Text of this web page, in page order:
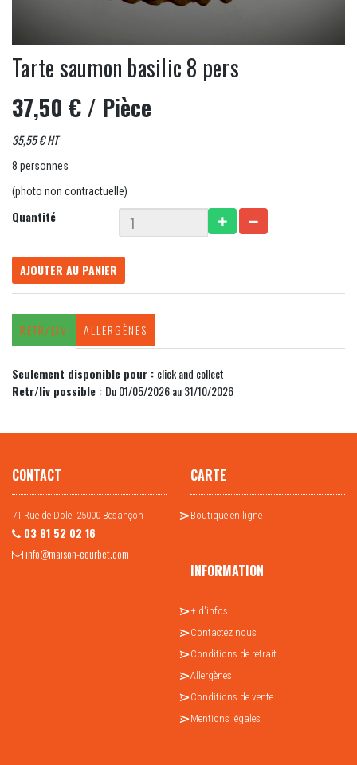
Tarte saumon basilic 8 pers
37,50 €/ Pièce
35,55 € HT
8 personnes
(photo non contractuelle)
Quantité
AJOUTER AU PANIER
RETR/LIV ALLERGÈNES
Seulement disponible pour : click and collect
Retr/liv possible : Du 01/05/2026 au 31/10/2026
CONTACT
71 Rue de Dole, 25000 Besançon
03 81 52 02 16
info@maison-courbet.com
CARTE
Boutique en ligne
INFORMATION
+ d'infos
Contactez nous
Conditions de retrait
Allergènes
Conditions de vente
Mentions légales